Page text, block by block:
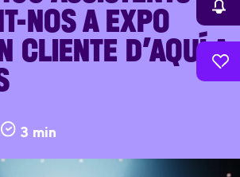
NOS A EXPO
CLIENTE D’AQUÍ A
3 min